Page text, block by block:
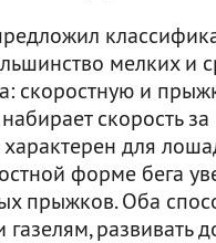
мелких и
скоростную и
скорость за
для
форме бега
прыжков. Оба
развивать